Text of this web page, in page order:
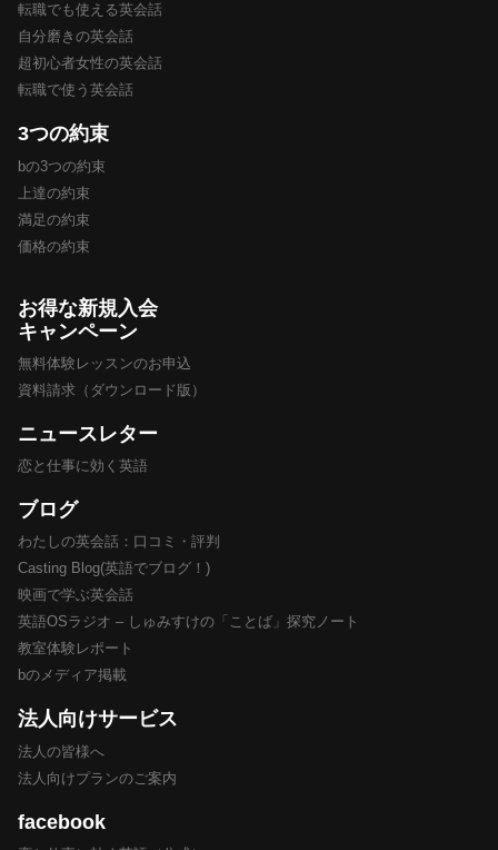
転職でも使える英会話
自分磨きの英会話
超初心者女性の英会話
転職で使う英会話
3つの約束
bの3つの約束
上達の約束
満足の約束
価格の約束
お得な新規入会
キャンペーン
無料体験レッスンのお申込
資料請求（ダウンロード版）
ニュースレター
恋と仕事に効く英語
ブログ
わたしの英会話：口コミ・評判
Casting Blog(英語でブログ！)
映画で学ぶ英会話
英語OSラジオ – しゅみすけの「ことば」探究ノート
教室体験レポート
bのメディア掲載
法人向けサービス
法人の皆様へ
法人向けプランのご案内
facebook